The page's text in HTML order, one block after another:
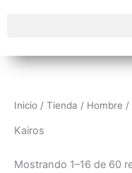
Inicio / Tienda / Hombre /
Kairos
Mostrando 1–16 de 60